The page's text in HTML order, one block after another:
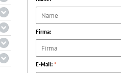
Firma:
E-Mail:*